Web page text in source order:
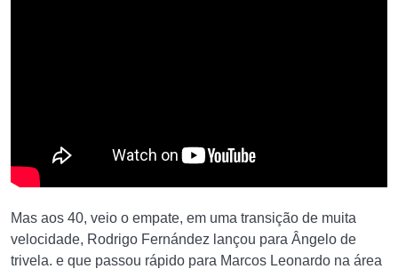
Mas aos 40, veio o empate, em uma transição de muita
velocidade, Rodrigo Fernández lançou para Ângelo de
trivela. e que passou rápido para Marcos Leonardo na área